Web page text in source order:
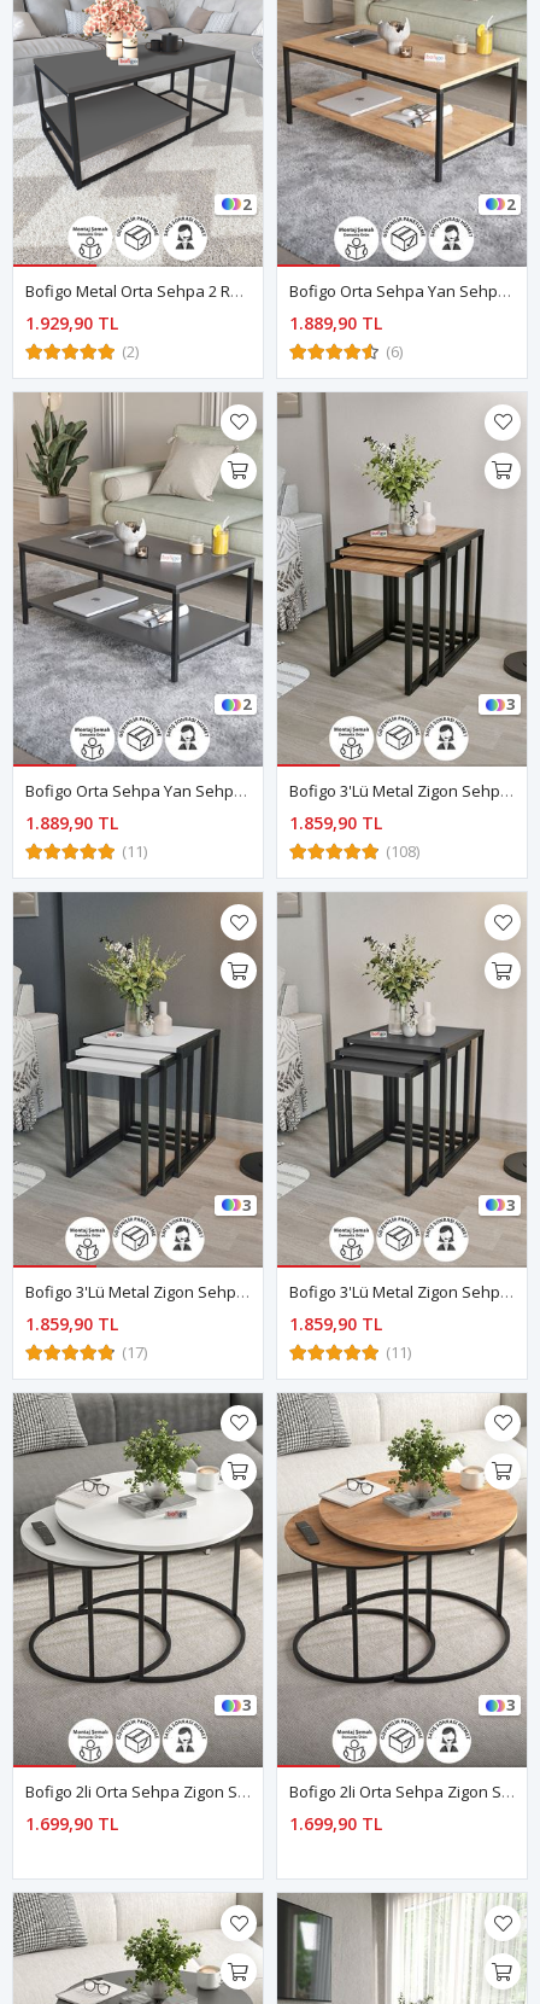
2
Bofigo Metal Orta Sehpa 2 Raflı Orta Sehpa Dekoratif Sehpa Nisa Antrasit
1.929,90 TL
(2)
2
Bofigo Orta Sehpa Yan Sehpa Dekoratif Sehpa Metal Sehpa Athena Çam
1.889,90 TL
(6)
2
Bofigo Orta Sehpa Yan Sehpa Dekoratif Sehpa Metal Sehpa Athena Antrasit
1.889,90 TL
(11)
3
Bofigo 3'lü Metal Zigon Sehpa Zigon Sehpa Orta Sehpa Yan Sehpa Çam
1.859,90 TL
(108)
3
Bofigo 3'lü Metal Zigon Sehpa Zigon Sehpa Orta Sehpa Yan Sehpa Beyaz
1.859,90 TL
(17)
3
Bofigo 3'lü Metal Zigon Sehpa Zigon Sehpa Orta Sehpa Yan Sehpa Antrasit
1.859,90 TL
(11)
3
Bofigo 2li Orta Sehpa Zigon Sehpa Yan Sehpa Kahve Sehpası Hilal Beyaz
1.699,90 TL
3
Bofigo 2li Orta Sehpa Zigon Sehpa Yan Sehpa Kahve Sehpası Hilal Çam
1.699,90 TL